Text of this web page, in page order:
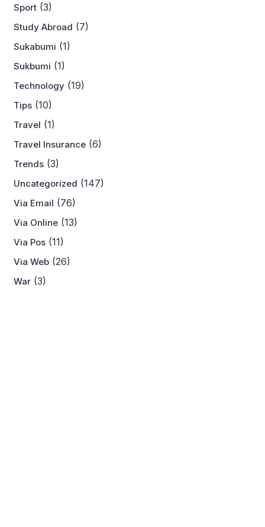
Sport (3)
Study Abroad (7)
Sukabumi (1)
Sukbumi (1)
Technology (19)
Tips (10)
Travel (1)
Travel Insurance (6)
Trends (3)
Uncategorized (147)
Via Email (76)
Via Online (13)
Via Pos (11)
Via Web (26)
War (3)